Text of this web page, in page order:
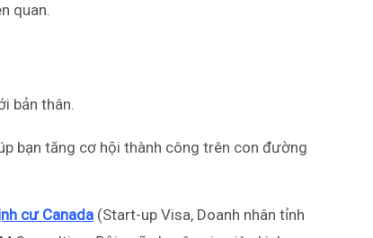
quan.
bản thân.
bạn tăng cơ hội thành công trên con đường
cư Canada (Start-up Visa, Doanh nhân tỉnh